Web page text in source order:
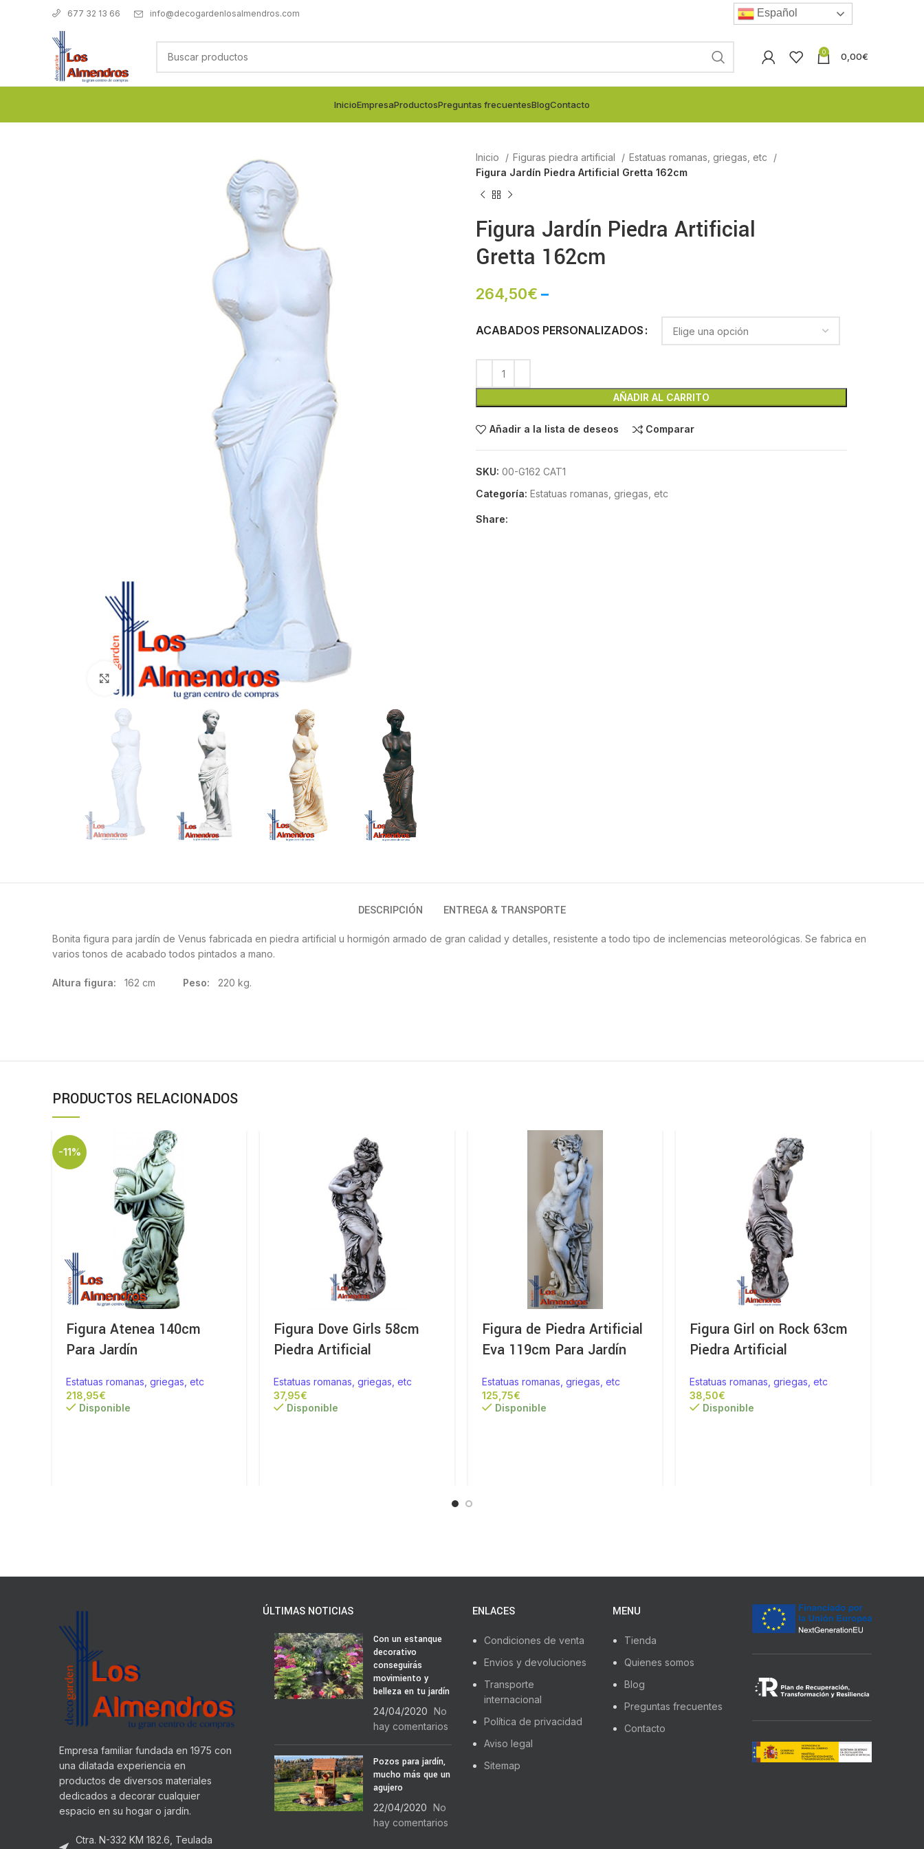
677 32 13 66 info@decogardenlosalmendros.com Español
0 0,00€
InicioEmpresaProductosPreguntas frecuentesBlogContacto
Clic para ampliar
Inicio Figuras piedra artificial
Estatuas romanas, griegas, etc
Figura Jardín Piedra Artificial Gretta 162cm
Figura Jardín Piedra Artificial
Gretta 162cm
264,50€ –
ACABADOS PERSONALIZADOS
AÑADIR AL CARRITO
Añadir a la lista de deseos Comparar
SKU: 00-G162 CAT1
Categoría: Estatuas romanas, griegas, etc
Share:
DESCRIPCIÓN ENTREGA & TRANSPORTE
Bonita figura para jardín de Venus fabricada en piedra artificial u hormigón armado de gran calidad y detalles, resistente a todo tipo de inclemencias meteorológicas. Se fabrica en
varios tonos de acabado todos pintados a mano.
Altura figura: 162 cm Peso: 220 kg.
PRODUCTOS RELACIONADOS
-11%
Figura Atenea 140cm
Para Jardín
Estatuas romanas, griegas, etc
€
Disponible
Figura Dove Girls 58cm
Piedra Artificial
Estatuas romanas, griegas, etc
€
Disponible
Figura de Piedra Artificial
Eva 119cm Para Jardín
Estatuas romanas, griegas, etc
€
Disponible
Figura Girl on Rock 63cm
Piedra Artificial
Estatuas romanas, griegas, etc
€
Disponible
Empresa familiar fundada en 1975 con
una dilatada experiencia en
productos de diversos materiales
dedicados a decorar cualquier
espacio en su hogar o jardín.
Ctra. N-332 KM 182.6, Teulada
ÚLTIMAS NOTICIAS
Con un estanque
decorativo
conseguirás
movimiento y
belleza en tu jardín
24/04/2020 No
hay comentarios
Pozos para jardín,
mucho más que un
agujero
22/04/2020 No
hay comentarios
ENLACES
Condiciones de venta
Envios y devoluciones
Transporte
internacional
Política de privacidad
Aviso legal
Sitemap
MENU
Tienda
Quienes somos
Blog
Preguntas frecuentes
Contacto